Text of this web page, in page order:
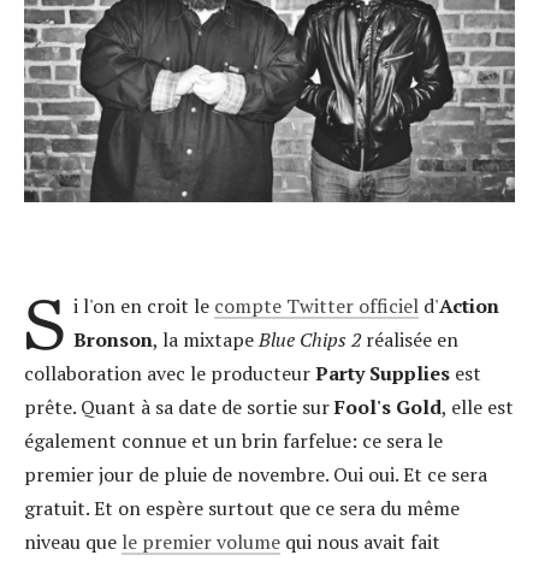
S i l'on en croit le compte Twitter officield'Action
Bronson, la mixtapeBlue Chips 2réalisée en
collaboration avec le producteurParty Supplies est
prête. Quant à sa date de sortie surFool's Gold, elle est
également connue et un brin farfelue: ce sera le
premier jour de pluie de novembre. Oui oui. Et ce sera
gratuit. Et on espère surtout que ce sera du même
niveau que le premier volume qui nous avait fait